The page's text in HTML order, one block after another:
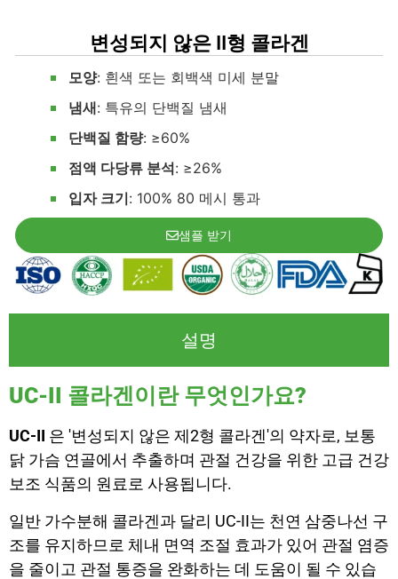
변성되지 않은 II형 콜라겐
모양: 흰색 또는 회백색 미세 분말
냄새: 특유의 단백질 냄새
단백질 함량: ≥60%
점액 다당류 분석: ≥26%
입자 크기: 100% 80 메시 통과
샘플 받기
설명
UC-II 콜라겐이란 무엇인가요?
UC-II 은 '변성되지 않은 제2형 콜라겐'의 약자로, 보통
닭 가슴 연골에서 추출하며 관절 건강을 위한 고급 건강
보조 식품의 원료로 사용됩니다.
일반 가수분해 콜라겐과 달리 UC-II는 천연 삼중나선 구
조를 유지하므로 체내 면역 조절 효과가 있어 관절 염증
을 줄이고 관절 통증을 완화하는 데 도움이 될 수 있습